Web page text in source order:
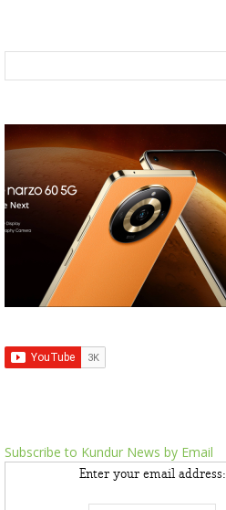
Subscribe to Kundur News by Email
Enter your email address: